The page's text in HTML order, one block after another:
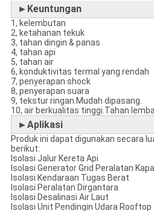
►Keuntungan
1, kelembutan
2, ketahanan tekuk
3, tahan dingin & panas
4, tahan api
5, tahan air
6, konduktivitas termal yang rendah
7, penyerapan shock
8, penyerapan suara
9, tekstur ringan.Mudah dipasang.
10, air berkualitas tinggi.Tahan
►Aplikasi
Produk ini dapat digunakan secara
berikut:
Isolasi Jalur Kereta Api
Isolasi Generator Grid Peralatan Kapal
Isolasi Kendaraan Tugas Berat
Isolasi Peralatan Dirgantara
Isolasi Desalinasi Air Laut
Isolasi Unit Pendingin Udara Rooftop